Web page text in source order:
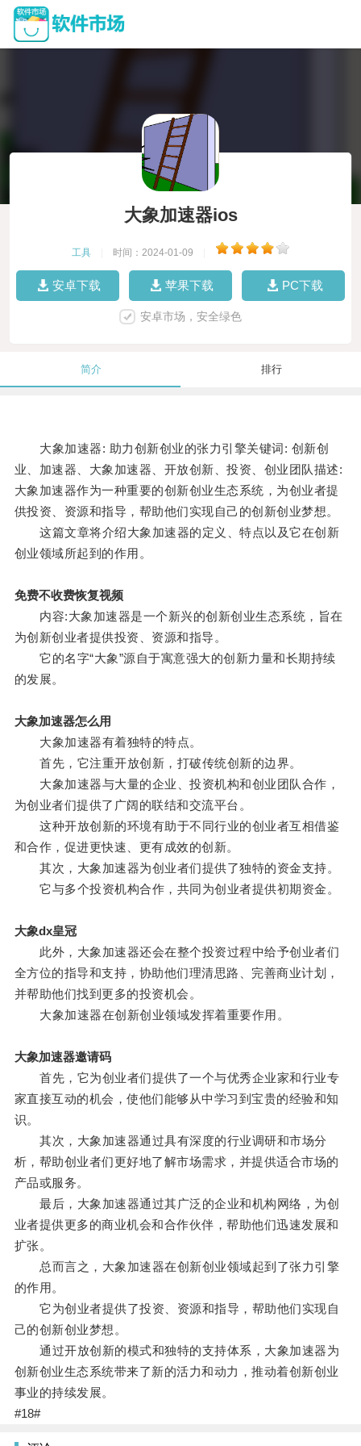
大象加速器ios
工具 时间：2024-01-09
安卓下载 苹果下载 PC下载
安卓市场，安全绿色
简介 排行
大象加速器: 助力创新创业的张力引擎关键词: 创新创
业、加速器、大象加速器、开放创新、投资、创业团队描述:
大象加速器作为一种重要的创新创业生态系统，为创业者提
供投资、资源和指导，帮助他们实现自己的创新创业梦想。
这篇文章将介绍大象加速器的定义、特点以及它在创新
创业领域所起到的作用。
免费不收费恢复视频
内容:大象加速器是一个新兴的创新创业生态系统，旨在
为创新创业者提供投资、资源和指导。
它的名字“大象”源自于寓意强大的创新力量和长期持续
的发展。
大象加速器怎么用
大象加速器有着独特的特点。
首先，它注重开放创新，打破传统创新的边界。
大象加速器与大量的企业、投资机构和创业团队合作，
为创业者们提供了广阔的联结和交流平台。
这种开放创新的环境有助于不同行业的创业者互相借鉴
和合作，促进更快速、更有成效的创新。
其次，大象加速器为创业者们提供了独特的资金支持。
它与多个投资机构合作，共同为创业者提供初期资金。
大象dx皇冠
此外，大象加速器还会在整个投资过程中给予创业者们
全方位的指导和支持，协助他们理清思路、完善商业计划，
并帮助他们找到更多的投资机会。
大象加速器在创新创业领域发挥着重要作用。
大象加速器邀请码
首先，它为创业者们提供了一个与优秀企业家和行业专
家直接互动的机会，使他们能够从中学习到宝贵的经验和知
识。
其次，大象加速器通过具有深度的行业调研和市场分
析，帮助创业者们更好地了解市场需求，并提供适合市场的
产品或服务。
最后，大象加速器通过其广泛的企业和机构网络，为创
业者提供更多的商业机会和合作伙伴，帮助他们迅速发展和
扩张。
总而言之，大象加速器在创新创业领域起到了张力引擎
的作用。
它为创业者提供了投资、资源和指导，帮助他们实现自
己的创新创业梦想。
通过开放创新的模式和独特的支持体系，大象加速器为
创新创业生态系统带来了新的活力和动力，推动着创新创业
事业的持续发展。
#18#